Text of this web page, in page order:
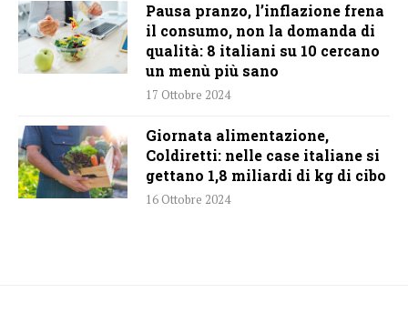
Pausa pranzo, l’inflazione frena
il consumo, non la domanda di
qualità: 8 italiani su 10 cercano
un menù più sano
17 Ottobre 2024
Giornata alimentazione,
Coldiretti: nelle case italiane si
gettano 1,8 miliardi di kg di cibo
16 Ottobre 2024